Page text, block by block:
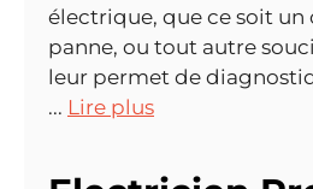
électrique, que ce soit
panne, ou tout autre
leur permet de
... Lire plus